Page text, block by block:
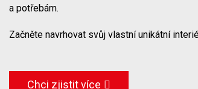
a potřebám.
Začněte navrhovat svůj vlastní unikátní
Chci zjistit více